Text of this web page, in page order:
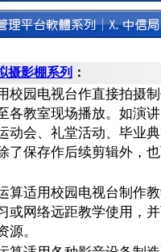
摄影棚系列 ：
校园电视台作直接拍摄
各教室现场播放。如演
动会、礼堂活动、毕业
了保存作后续剪辑外，
算适用校园电视台制作
或网络远距教学使用，
源。